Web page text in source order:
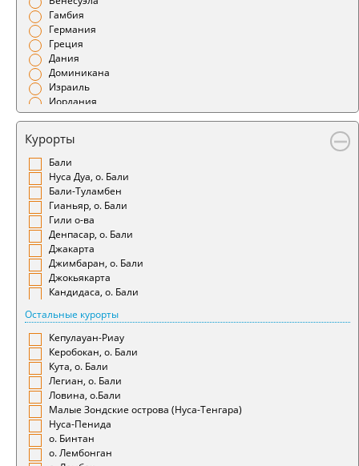
Краснодар
Красноярск
Курган
Курск
Кутаиси
Кызыл
Ленкорань
Магадан
Махачкала
Минеральные Воды
Минск
Мурманск
Набережные Челны
Назрань
Нальчик
Нарьян-Мар
Нахичевань
Нижневартовск
Нижнекамск
Новосибирск
Новый Уренгой
Норильск
Ноябрьск
Нукус
Омск
Оренбург
Орск
Осака
Ош
Пенза
Гамбия
Германия
Греция
Дания
Доминикана
Израиль
Иордания
Ирландия
Италия
Казахстан
Камбоджа
Катар
Кения
Кипр
Киргизия
Коста-Рика
Куба
Латвия
Литва
Маврикий
Малайзия
Мальта
Мексика
Монако
Нидерланды
Норвегия
Оман
Панама
Португалия
Румыния
Курорты
Бали
Нуса Дуа, о. Бали
Бали-Туламбен
Гианьяр, о. Бали
Гили о-ва
Денпасар, о. Бали
Джакарта
Джимбаран, о. Бали
Джокьякарта
Кандидаса, о. Бали
Остальные курорты
Кепулауан-Риау
Керобокан, о. Бали
Кута, о. Бали
Легиан, о. Бали
Ловина, о.Бали
Малые Зондские острова (Нуса-Тенгара)
Нуса-Пенида
о. Бинтан
о. Лембонган